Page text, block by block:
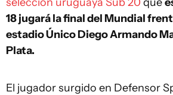
18 jugará la final del Mundial
estadio Único Diego Armando
Plata.
El jugador surgido en Defensor